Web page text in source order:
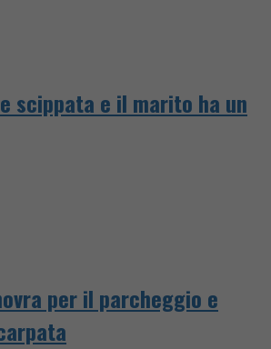
scippata e il marito ha un
per il parcheggio e